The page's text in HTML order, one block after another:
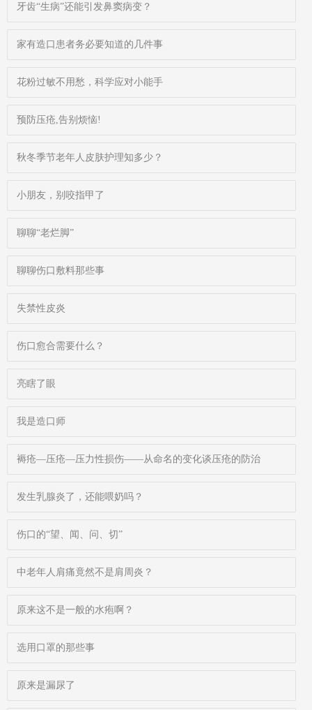
牙齿“生病”还能引发鼻窦病变？
家有造口患者务必要知道的几件事
花粉过敏不用愁，科学应对小能手
预防压疮,告别烦恼!
秋冬季节老年人皮肤护理知多少？
小朋友，别咬指甲了
聊聊“老烂脚”
聊聊伤口敷料那些事
失禁性皮炎
伤口愈合需要什么？
亮瞎了眼
我是造口师
褥疮—压疮—压力性损伤——从命名的变化谈压疮的防治
发生乳腺炎了，还能喂奶吗？
伤口的“望、闻、问、切”
中老年人肩痛竟然不是肩周炎？
原来这不是一般的水疱啊？
选用口罩的那些事
原来是漏尿了